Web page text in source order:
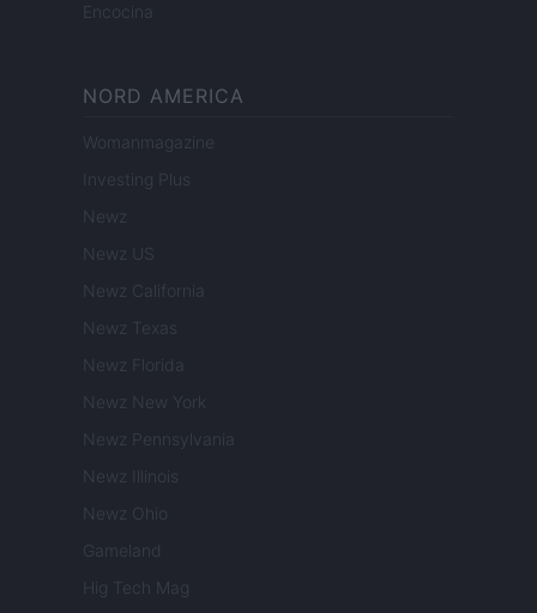
Encocina
NORD AMERICA
Womanmagazine
Investing Plus
Newz
Newz US
Newz California
Newz Texas
Newz Florida
Newz New York
Newz Pennsylvania
Newz Illinois
Newz Ohio
Gameland
Hig Tech Mag